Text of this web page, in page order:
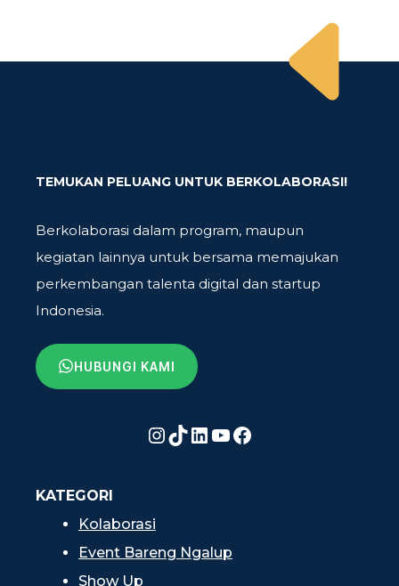
TEMUKAN PELUANG UNTUK BERKOLABORASI!
Berkolaborasi dalam program, maupun
kegiatan lainnya untuk bersama memajukan
perkembangan talenta digital dan startup
Indonesia.
HUBUNGI KAMI
Instagram
TikTok
LinkedIn
YouTube
Facebook
KATEGORI
Kolaborasi
Event Bareng Ngalup
Show Up